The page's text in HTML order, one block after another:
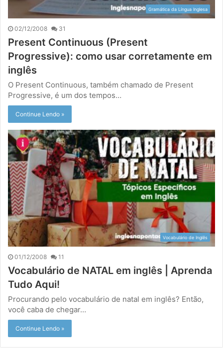
Gramática da Língua Inglesa
02/12/2008 31
Present Continuous (Present
Progressive): como usar corretamente em
inglês
O Present Continuous, também chamado de Present
Progressive, é um dos tempos…
Continue Lendo »
Vocabulário de Inglês
01/12/2008 11
Vocabulário de NATAL em inglês | Aprenda
Tudo Aqui!
Procurando pelo vocabulário de natal em inglês? Então,
você caba de chegar…
Continue Lendo »